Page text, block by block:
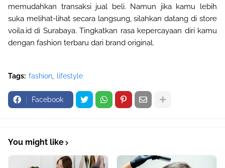
memudahkan transaksi jual beli. Namun jika kamu lebih
suka melihat-lihat secara langsung, silahkan datang di store
voila.id di Surabaya. Tingkatkan rasa kepercayaan diri kamu
dengan fashion terbaru dari brand original.
Tags: fashion lifestyle
Facebook
You might like